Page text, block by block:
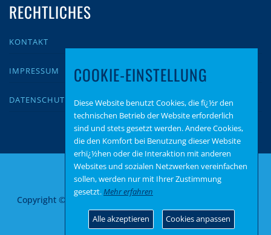
RECHTLICHES
KONTAKT
IMPRESSUM
DATENSCHUTZ
Copyright © 2026 AfD Fraktion Koblenz
von FameThemes
COOKIE-EINSTELLUNG
Diese Website benutzt Cookies, die fï¿½r den
technischen Betrieb der Website erforderlich
sind und stets gesetzt werden. Andere Cookies,
die den Komfort bei Benutzung dieser Website
erhï¿½hen oder die Interaktion mit anderen
Websites und sozialen Netzwerken vereinfachen
sollen, werden nur mit Ihrer Zustimmung
gesetzt.Mehr erfahren
Alle akzeptieren Cookies anpassen